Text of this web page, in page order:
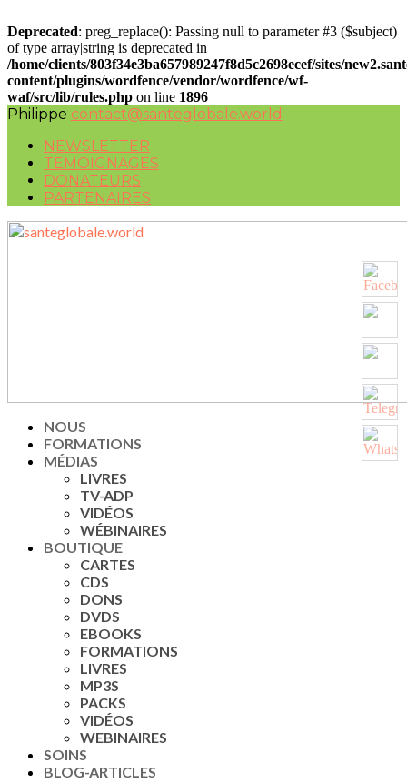
Deprecated: preg_replace(): Passing null to parameter #3 ($subject)
of type array|string is deprecated in
/home/clients/803f34e3ba657989247f8d5c2698ecef/sites/
content/plugins/wordfence/vendor/wordfence/wf-
waf/src/lib/rules.php on line 1896
Philippe contact@santeglobale.world
NEWSLETTER
TEMOIGNAGES
DONATEURS
PARTENAIRES
NOUS
FORMATIONS
MÉDIAS
LIVRES
TV-ADP
VIDÉOS
WÉBINAIRES
BOUTIQUE
CARTES
CDS
DONS
DVDS
EBOOKS
FORMATIONS
LIVRES
MP3S
PACKS
VIDÉOS
WEBINAIRES
SOINS
BLOG-ARTICLES